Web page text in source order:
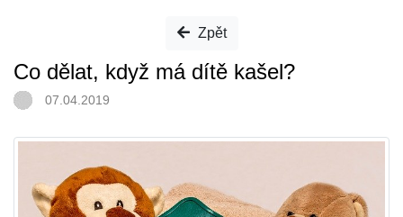
Zpět
Co dělat, když má dítě kašel?
07.04.2019